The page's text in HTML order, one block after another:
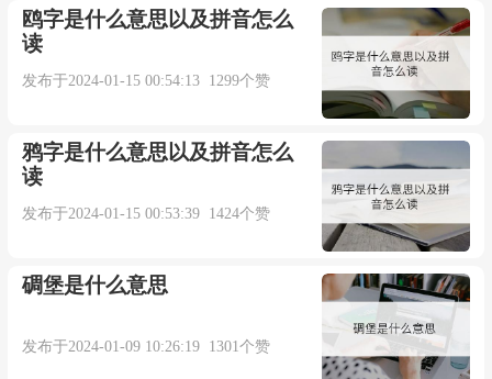
1. Both explanations were inexact.
两种解释都不准确。
来自柯林斯例句
2. Forecasting was an inexact science.
鸥字是什么意思以及拼音怎么
读
发布于2024-01-15 00:54:13 1299个赞
鸦字是什么意思以及拼音怎么
读
发布于2024-01-15 00:53:39 1424个赞
碉堡是什么意思
发布于2024-01-09 10:26:19 1301个赞